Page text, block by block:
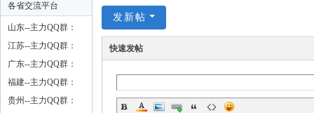
各省交流平台
山东--主力QQ群：
江苏--主力QQ群：
广东--主力QQ群：
福建--主力QQ群：
贵州--主力QQ群：
发新帖
快速发帖